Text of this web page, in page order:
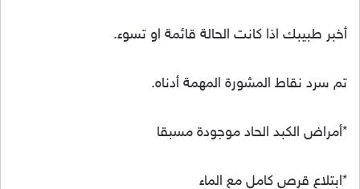
أخبر طبيبك اذا كانت الحالة قائمة او تسوء.
تم سرد نقاط المشورة المهمة أدناه.
*أمراض الكبد الحاد موجودة مسبقا
*ابتلاع قرص كامل مع الماء